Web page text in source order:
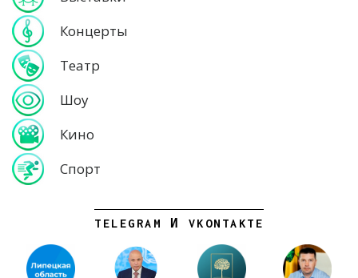
Концерты
Театр
Шоу
Кино
Спорт
TELEGRAM И VKONTAKTE